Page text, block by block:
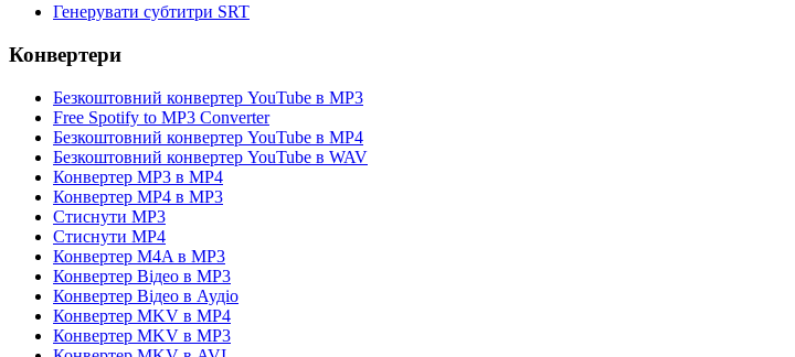
Генерувати субтитри SRT
Конвертери
Безкоштовний конвертер YouTube в MP3
Free Spotify to MP3 Converter
Безкоштовний конвертер YouTube в MP4
Безкоштовний конвертер YouTube в WAV
Конвертер MP3 в MP4
Конвертер MP4 в MP3
Стиснути MP3
Стиснути MP4
Конвертер M4A в MP3
Конвертер Відео в MP3
Конвертер Відео в Аудіо
Конвертер MKV в MP4
Конвертер MKV в MP3